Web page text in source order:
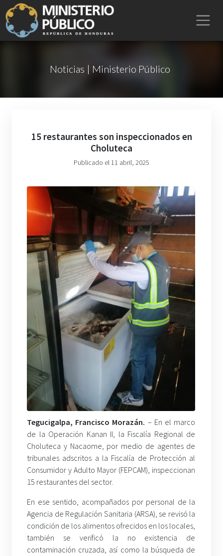
Noticias | Ministerio Público
15 restaurantes son inspeccionados en
Choluteca
Publicado el 11 abril, 2025
Tegucigalpa, Francisco Morazán. – En el marco
de la Operación Kanan II, la Fiscalía Regional de
Choluteca y Nacaome, por medio de agentes de
tribunales adscritos a la Fiscalía de Protección al
Consumidor y Adulto Mayor (FEPCAM), inspeccionan
15 restaurantes del sector.
En ese sentido, acompañados por personal de la
Agencia de Regulación Sanitaria (ARSA), se revisó la
condición de los alimentos ofrecidos en los locales,
también se verificó la no existencia de
contaminación cruzada, así como la búsqueda de